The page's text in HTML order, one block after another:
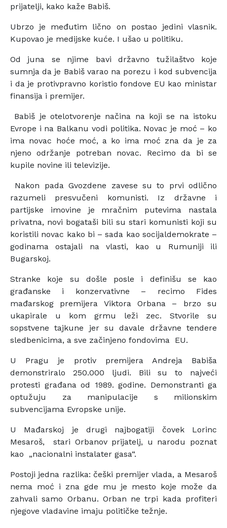
prijatelji, kako kaže Babiš.
Ubrzo je međutim lično on postao jedini vlasnik.
Kupovao je medijske kuće. I ušao u politiku.
Od juna se njime bavi državno tužilaštvo koje
sumnja da je Babiš varao na porezu i kod subvencija
i da je protivpravno koristio fondove EU kao ministar
finansija i premijer.
Babiš je otelotvorenje načina na koji se na istoku
Evrope i na Balkanu vodi politika. Novac je moć – ko
ima novac hoće moć, a ko ima moć zna da je za
njeno održanje potreban novac. Recimo da bi se
kupile novine ili televizije.
Nakon pada Gvozdene zavese su to prvi odlično
razumeli presvučeni komunisti. Iz državne i
partijske imovine je mračnim putevima nastala
privatna, novi bogataši bili su stari komunisti koji su
koristili novac kako bi – sada kao socijaldemokrate –
godinama ostajali na vlasti, kao u Rumuniji ili
Bugarskoj.
Stranke koje su došle posle i definišu se kao
građanske i konzervativne – recimo Fides
mađarskog premijera Viktora Orbana – brzo su
ukapirale u kom grmu leži zec. Stvorile su
sopstvene tajkune jer su davale državne tendere
sledbenicima, a sve začinjeno fondovima EU.
U Pragu je protiv premijera Andreja Babiša
demonstriralo 250.000 ljudi. Bili su to najveći
protesti građana od 1989. godine. Demonstranti ga
optužuju za manipulacije s milionskim
subvencijama Evropske unije.
U Mađarskoj je drugi najbogatiji čovek Lorinc
Mesaroš, stari Orbanov prijatelj, u narodu poznat
kao „nacionalni instalater gasa“.
Postoji jedna razlika: češki premijer vlada, a Mesaroš
nema moć i zna gde mu je mesto koje može da
zahvali samo Orbanu. Orban ne trpi kada profiteri
njegove vladavine imaju političke težnje.